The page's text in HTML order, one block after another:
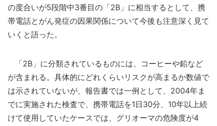
の度合いが5段階中3番目の「2B」に相当するとして、携
帯電話とがん発症の因果関係について今後も注意深く見て
いくと語った。
「2B」に分類されているものには、コーヒーや鉛など
が含まれる。具体的にどれくらいリスクが高まるか数値で
は示されていないが、報告書では一例として、2004年ま
でに実施された検査で、携帯電話を1日30分、10年以上続
けて使用していたケースでは、グリオーマの危険度が4